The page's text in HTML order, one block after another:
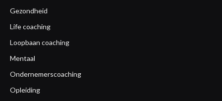
Gezondheid
Life coaching
Loopbaan coaching
Mentaal
Ondernemerscoaching
Opleiding